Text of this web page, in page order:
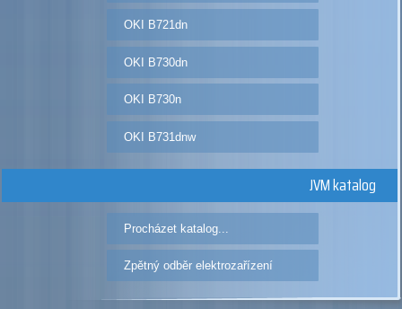
OKI B721dn
OKI B730dn
OKI B730n
OKI B731dnw
JVM katalog
Procházet katalog...
Zpětný odběr elektrozařízení